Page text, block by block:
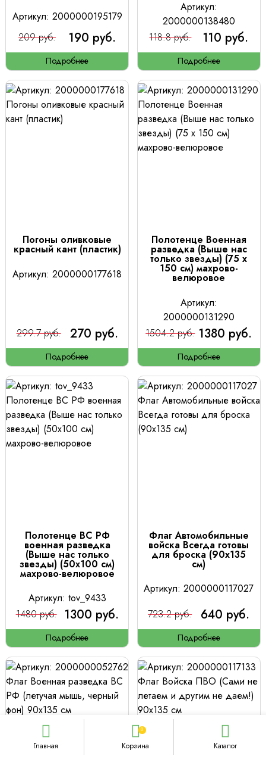
Главная
0
Корзина Каталог
Артикул: 2000000195179
209 руб.
190 руб.
Подробнее
Артикул:
2000000138480
118.8 руб.
110 руб.
Подробнее
Погоны оливковые
красный кант (пластик)
Артикул: 2000000177618
299.7 руб. 270 руб.
Подробнее
Полотенце Военная
разведка (Выше нас
только звезды) (75 х
150 см) махрово-
велюровое
Артикул:
2000000131290
1504.2 руб. 1380 руб.
Подробнее
Полотенце ВС РФ
военная разведка
(Выше нас только
звезды) (50х100 см)
махрово-велюровое
Артикул: tov_9433
1480 руб.
1300 руб.
Подробнее
Флаг Автомобильные
войска Всегда готовы
для броска (90х135
см)
Артикул: 2000000117027
723.2 руб.
640 руб.
Подробнее